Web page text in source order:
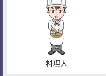
料理人